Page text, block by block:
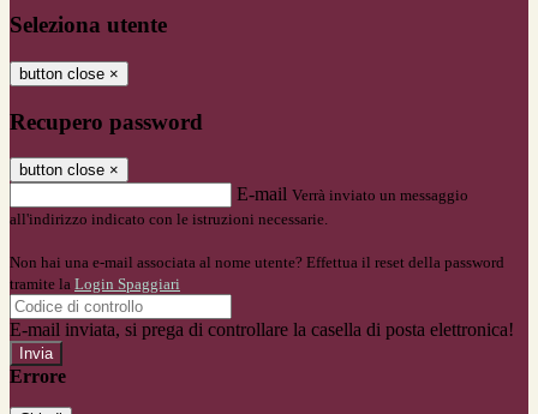
Seleziona utente
button close ×
Recupero password
button close ×
E-mail Verrà inviato un messaggio
all'indirizzo indicato con le istruzioni necessarie.
Non hai una e-mail associata al nome utente? Effettua il reset della password
tramite la Login Spaggiari
E-mail inviata, si prega di controllare la casella di posta elettronica!
Errore